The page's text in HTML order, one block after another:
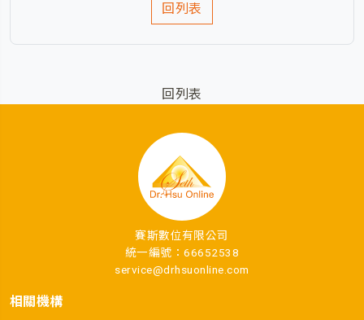
回列表
回列表
賽斯數位有限公司
統一編號：66652538
service@drhsuonline.com
相關機構